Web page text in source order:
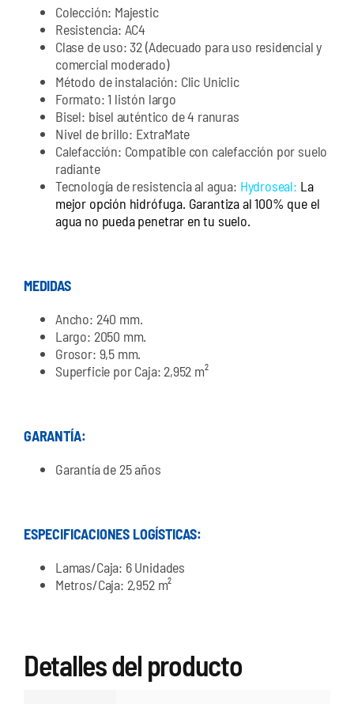
Colección: Majestic
Resistencia: AC4
Clase de uso: 32 (Adecuado para uso residencial y
comercial moderado)
Método de instalación: Clic Uniclic
Formato: 1 listón largo
Bisel: bisel auténtico de 4 ranuras
Nivel de brillo: ExtraMate
Calefacción: Compatible con calefacción por suelo
radiante
Tecnología de resistencia al agua: Hydroseal: La
mejor opción hidrófuga. Garantiza al 100% que el
agua no pueda penetrar en tu suelo.
MEDIDAS
Ancho: 240 mm.
Largo: 2050 mm.
Grosor: 9,5 mm.
Superficie por Caja: 2,952 m²
GARANTÍA:
Garantía de 25 años
ESPECIFICACIONES LOGÍSTICAS:
Lamas/Caja: 6 Unidades
Metros/Caja: 2,952 m²
Detalles del producto